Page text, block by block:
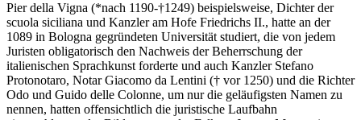
Pier della Vigna (*nach 1190-†1249) beispielsweise, Dichter der
scuola siciliana und Kanzler am Hofe Friedrichs II., hatte an der
1089 in Bologna gegründeten Universität studiert, die von jedem
Juristen obligatorisch den Nachweis der Beherrschung der
italienischen Sprachkunst forderte und auch Kanzler Stefano
Protonotaro, Notar Giacomo da Lentini († vor 1250) und die Richter
Odo und Guido delle Colonne, um nur die geläufigsten Namen zu
nennen, hatten offensichtlich die juristische Laufbahn